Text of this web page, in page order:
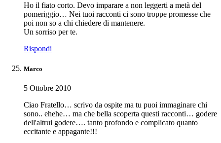
Ho il fiato corto. Devo imparare a non leggerti a metà del
pomeriggio… Nei tuoi racconti ci sono troppe promesse che
poi non so a chi chiedere di mantenere.
Un sorriso per te.
Rispondi
Marco
5 Ottobre 2010
Ciao Fratello… scrivo da ospite ma tu puoi immaginare chi
sono.. ehehe… ma che bella scoperta questi racconti… godere
dell'altrui godere…. tanto profondo e complicato quanto
eccitante e appagante!!!